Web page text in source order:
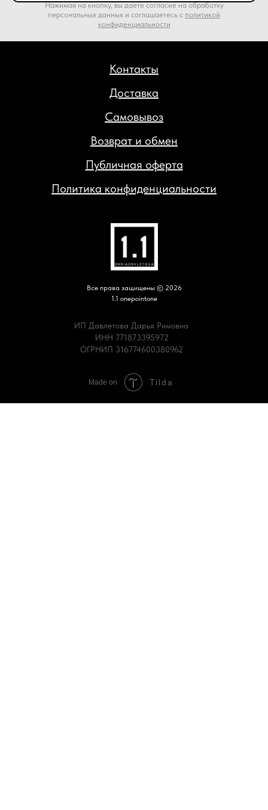
Все права защищены © 2026
1.1 onepointone
ИНН 771873395972
Публичная оферта
Политика конфиденциальности
Доставка
Возврат и обмен
Самовывоз
Контакты
Нажимая на кнопку, вы даете согласие на обработку
персональных данных и соглашаетесь c политикой
конфиденциальности
ИП Давлетова Дарья Римовна
ОГРНИП 316774600380962
Made on Tilda